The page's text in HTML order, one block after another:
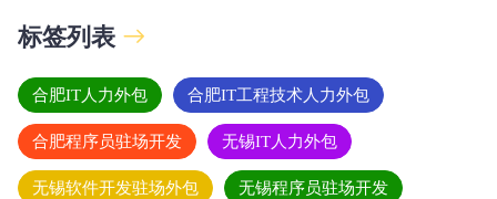
标签列表
合肥IT人力外包 合肥IT工程技术人力外包
合肥程序员驻场开发 无锡IT人力外包
无锡软件开发驻场外包 无锡程序员驻场开发